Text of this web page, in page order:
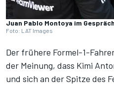
Juan Pablo Montoya im
Foto: LAT Images
Der frühere Formel-1-
der Meinung, dass Kimi
und sich an der Spitze des